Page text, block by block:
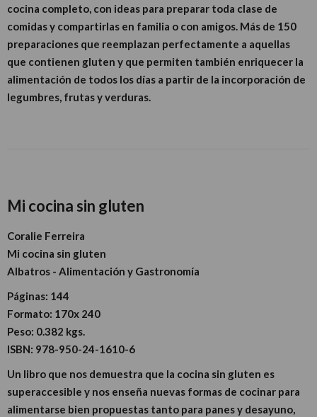
cocina completo, con ideas para preparar toda clase de
comidas y compartirlas en familia o con amigos. Más de 150
preparaciones que reemplazan perfectamente a aquellas
que contienen gluten y que permiten también enriquecer la
alimentación de todos los días a partir de la incorporación de
legumbres, frutas y verduras.
Mi cocina sin gluten
Coralie Ferreira
Mi cocina sin gluten
Albatros - Alimentación y Gastronomía
Páginas: 144
Formato: 170x 240
Peso: 0.382 kgs.
ISBN: 978-950-24-1610-6
Un libro que nos demuestra que la cocina sin gluten es
superaccesible y nos enseña nuevas formas de cocinar para
alimentarse bien propuestas tanto para panes y desayuno,